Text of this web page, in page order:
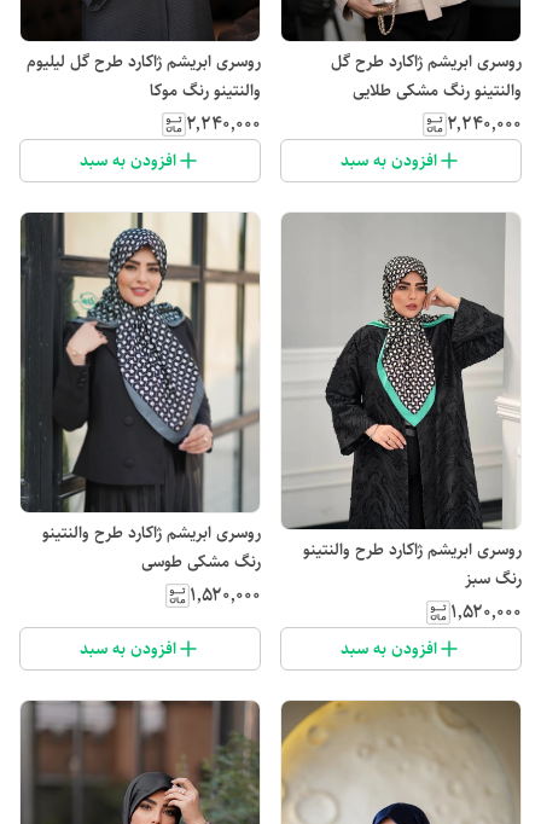
روسری ابریشم ژاکارد طرح گل
والنتینو رنگ مشکی طلایی
۲٬۲۴۰٬۰۰۰
افزودن به سبد
روسری ابریشم ژاکارد طرح گل لیلیوم
والنتینو رنگ موکا
۲٬۲۴۰٬۰۰۰
افزودن به سبد
روسری ابریشم ژاکارد طرح والنتینو
رنگ سبز
۱٬۵۲۰٬۰۰۰
افزودن به سبد
روسری ابریشم ژاکارد طرح والنتینو
رنگ مشکی طوسی
۱٬۵۲۰٬۰۰۰
افزودن به سبد